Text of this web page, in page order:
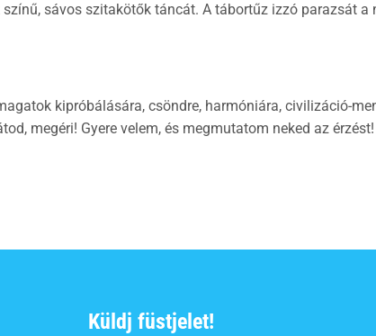
sávos szitakötők táncát. A tábortűz izzó parazsát
kipróbálására, csöndre, harmóniára, civilizáció-
megéri! Gyere velem, és megmutatom neked az érzést!
Küldj füstjelet!